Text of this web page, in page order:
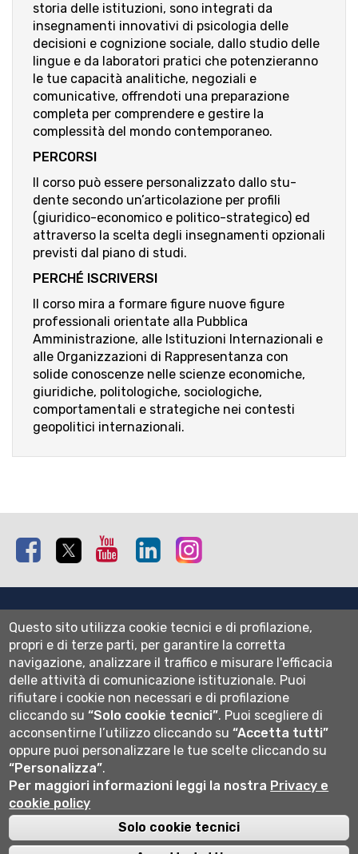
storia delle istituzioni, sono integrati da
insegnamenti innovativi di psicologia delle
decisioni e cognizione sociale, dallo studio delle
lingue e da laboratori pratici che potenzieranno
le tue capacità analitiche, negoziali e
comunicative, offrendoti una preparazione
completa per comprendere e gestire la
complessità del mondo contemporaneo.
PERCORSI
Il corso può essere personalizzato dallo stu­
dente secondo un’articolazione per profili
(giuridico-economico e politico-strategico) ed
attraverso la scelta degli insegnamenti opzionali
previsti dal piano di studi.
PERCHÉ ISCRIVERSI
Il corso mira a formare figure nuove figure
professionali orientate alla Pubblica
Amministrazione, alle Istituzioni Internazionali e
alle Organizzazioni di Rappresentanza con
solide conoscenze nelle scienze economiche,
giuridiche, politologiche, sociologiche,
comportamentali e strategiche nei contesti
geopolitici internazionali.
Facebook Twitter Youtube Linkedin
Normativa cookie
Informativa privacy
Cookie settings
Wi-fi
Webmail
Università degli studi di Bergamo
via Salvecchio 19
Cod. Fiscale 80004350163
P.IVA 01612800167
Questo sito utilizza cookie tecnici e di profilazione,
propri e di terze parti, per garantire la corretta
navigazione, analizzare il traffico e misurare l'efficacia
delle attività di comunicazione istituzionale. Puoi
rifiutare i cookie non necessari e di profilazione
cliccando su“Solo cookie tecnici”. Puoi scegliere di
acconsentirne l’utilizzo cliccando su“Accetta tutti”
oppure puoi personalizzare le tue scelte cliccando su
“Personalizza”.
Per maggiori informazioni leggi la nostra Privacy e
cookie policy
Solo cookie tecnici